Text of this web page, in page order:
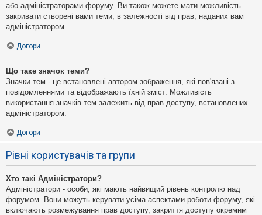
або адміністраторами форуму. Ви також можете мати можливість
закривати створені вами теми, в залежності від прав, наданих вам
адміністратором.
Догори
Що таке значок теми?
Значки тем - це встановлені автором зображення, які пов'язані з
повідомленнями та відображають їхній зміст. Можливість
використання значків тем залежить від прав доступу, встановлених
адміністратором.
Догори
Рівні користувачів та групи
Хто такі Адміністратори?
Адміністратори - особи, які мають найвищий рівень контролю над
форумом. Вони можуть керувати усіма аспектами роботи форуму, які
включають розмежування прав доступу, закриття доступу окремим